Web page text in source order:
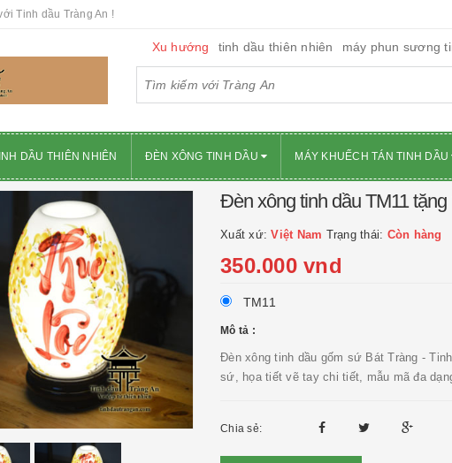
Tinh dầu Tràng An !
Xu hướng tinh dầu thiên nhiên máy phun sương
DẦU THIÊN NHIÊN ĐÈN XÔNG TINH DẦU MÁY KHUẾCH TÁN TINH DẦU
Đèn xông tinh dầu TM11 tặng
Xuất xứ:Việt Nam Trạng thái: Còn hàng
350.000 vnd
TM11
Mô tả :
Đèn xông tinh dầu gốm sứ Bát Tràng -
sứ, họa tiết vẽ tay chi tiết, mẫu mã đa
Chia sẻ: